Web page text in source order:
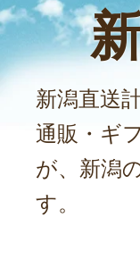
新潟直送
通販・ギ
が、新潟
す。